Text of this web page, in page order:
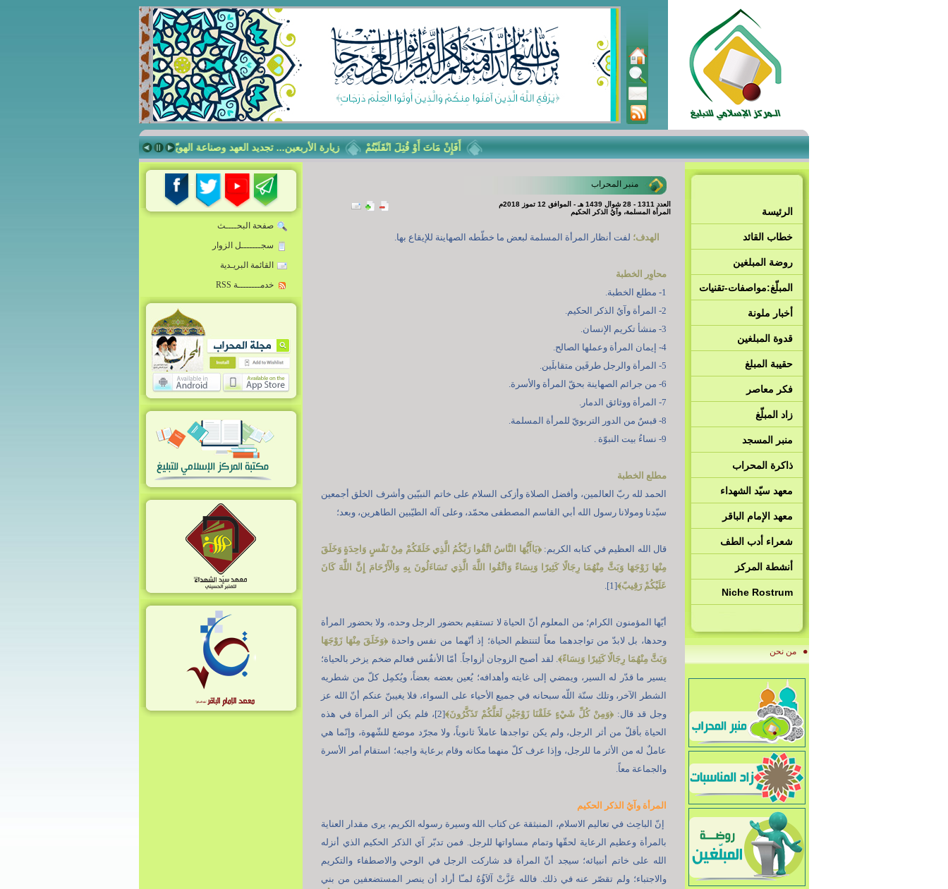
أَفَإِنْ مَاتَ أَوْ قُتِلَ انْقَلَبْتُمْ زيارة الأربعين... تجديد العهد وصناعة الهويّة صناعة الإنسان الرساليّ في مدرسة أمير
الرئيسة
خطاب القائد
روضة المبلغين
المبلّغ:مواصفات-تقنيات
أخبار ملونة
قدوة المبلغين
حقيبة المبلغ
فكر معاصر
زاد المبلّغ
منبر المسجد
ذاكرة المحراب
معهد سيّد الشهداء
معهد الإمام الباقر
شعراء أدب الطف
أنشطة المركز
Niche Rostrum
من نحن
منبر المحراب
العدد 1311 - 28 شوال 1439 هـ - الموافق 12 تموز 2018م
المرأة المسلمة، وآيُ الذكر الحكيم
الهدف؛ لفت أنظار المرأة المسلمة لبعض ما خطّطه الصهاينة للإيقاع بها.
محاوِر الخطبة
1- مطلع الخطبة.
2- المرأة وآيُ الذكر الحكيم.
3- منشأ تكريم الإنسان.
4- إيمان المرأة وعملها الصالح.
5- المرأة والرجل طرفَين متقابلَين.
6- من جرائم الصهاينة بحقّ المرأة والأسرة.
7- المرأة ووثائق الدمار.
8- قبسٌ من الدور التربويّ للمرأة المسلمة.
9- نساءُ بيت النبوّة .
مطلع الخطبة
الحمد لله ربّ العالمين، وأفضل الصلاة وأزكى السلام على خاتم النبيّين وأشرف الخلق أجمعين
سيّدنا ومولانا رسول الله أبي القاسم المصطفى محمّد، وعلى آله الطيّبين الطاهرين، وبعد؛
قال الله العظيم في كتابه الكريم:﴿يَاأَيُّهَا النَّاسُ اتَّقُوا رَبَّكُمُ الَّذِي خَلَقَكُمْ مِنْ نَفْسٍ وَاحِدَةٍ وَخَلَقَ
مِنْهَا زَوْجَهَا وَبَثَّ مِنْهُمَا رِجَالًا كَثِيرًا وَنِسَاءً وَاتَّقُوا اللَّهَ الَّذِي تَسَاءَلُونَ بِهِ وَالْأَرْحَامَ إِنَّ اللَّهَ كَانَ
عَلَيْكُمْ رَقِيبً﴾[1].
أيّها المؤمنون الكرام؛ من المعلوم أنّ الحياة لا تستقيم بحضور الرجل وحده، ولا بحضور المرأة
وحدها، بل لابدّ من تواجدهما معاً لتنتظم الحياة؛ إذ أنّهما من نفس واحدة ﴿وَخَلَقَ مِنْهَا زَوْجَهَا
وَبَثَّ مِنْهُمَا رِجَالًا كَثِيرًا وَنِسَاءً﴾. لقد أصبح الزوجان أزواجاً. أمّا الأنفُس فعالم ضخم يزخر بالحياة؛
يسير ما قدّر له السير، ويمضي إلى غايته وأهدافه؛ يُعين بعضه بعضاً، ويُكمِل كلّ من شطريه
الشطر الآخر، وتلك سنّة اللّه سبحانه في جميع الأحياء على السواء، فلا يغيبنّ عنكم أنّ الله عز
وجل قد قال: ﴿وَمِنْ كُلِّ شَيْءٍ خَلَقْنَا زَوْجَيْنِ لَعَلَّكُمْ تَذَكَّرُونَ﴾
[2]، فلم يكن أثر المرأة في هذه
الحياة بأقلّ من أثر الرجل، ولم يكن تواجدها عاملاً ثانوياً، ولا مجرّد موضع للشّهوة، وإنّما هي
عاملٌ له من الأثر ما للرجل، وإذا عرف كلّ منهما مكانه وقام برعاية واجبه؛ استقام أمر الأسرة
والجماعة معاً.
المرأة وآيُ الذكر الحكيم
إنّ الباحِث في تعاليم الاسلام، المنبثقة عن كتاب الله وسيرة رسوله الكريم، يرى مقدار العناية
بالمرأة وعظيم الرعاية لحقّها وتمام مساواتها للرجل. فمن تدبّر آي الذكر الحكيم الذي أنزله
الله على خاتم أنبيائه؛ سيجد أنّ المرأة قد شاركت الرجل في الوحي والاصطفاء والتكريم
والاجتباء؛ ولم تقصّر عنه في ذلك. فالله عَزَّتْ آلاَؤُهُ لمـّا أراد أن ينصر المستضعفين من بني
صفحة البحــــث
سجـــــــل الزوار
القائمة البريـدية
خدمــــــــة RSS